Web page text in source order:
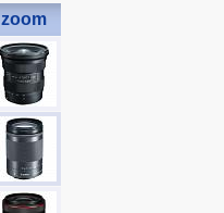
zoom